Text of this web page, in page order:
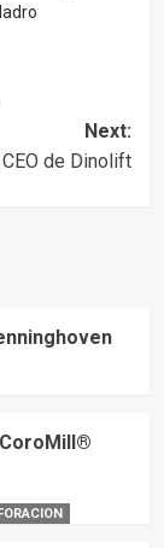
Next:
de Dinolift